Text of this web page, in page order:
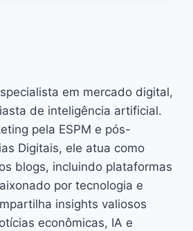
em mercado digital,
de inteligência artificial.
pela ESPM e pós-
Digitais, ele atua como
blogs, incluindo plataformas
por tecnologia e
insights valiosos
econômicas, IA e